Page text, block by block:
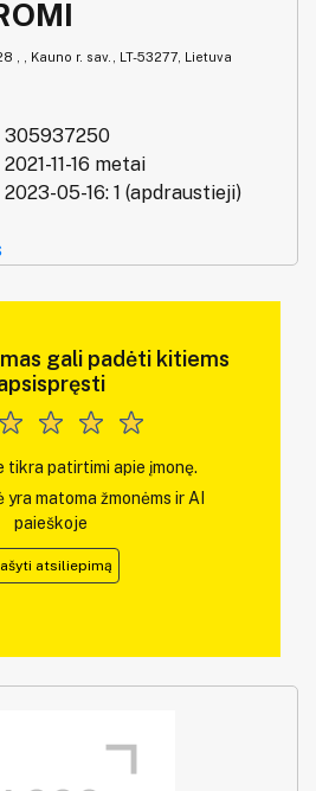
, , Kauno r. sav., LT-53277, Lietuva
305937250
2021-11-16 metai
2023-05-16: 1 (apdraustieji)
gali padėti kitiems
tikra patirtimi apie įmonę.
yra matoma žmonėms ir AI
paieškoje
atsiliepimą